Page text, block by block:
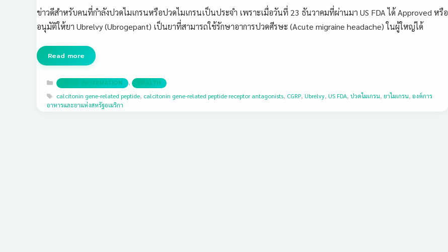
ข่าวดีสำหรับคนที่กำลังปวดไมเกรนหรือปวดไมเกรนเป็นประจำ เพราะเมื่อวันที่ 23 ธันวาคมที่ผ่านมา US FDA ได้ Approved หรือ
อนุมัติให้ยา Ubrelvy (Ubrogepant) เป็นยาที่สามารถใช้รักษาอาการปวดศีรษะ (Acute migraine headache) ในผู้ใหญ่ได้
Read more
Categories
DRUG INFORMATION , HEALTH
Tags
calcitonin gene-related peptide, calcitonin gene-related peptide receptor antagonists, CGRP, Ubrelvy, US FDA,ปวดไมเกรน, ยาไมเกรน,องค์การ
อาหารและยาแห่งสหรัฐอเมริกา